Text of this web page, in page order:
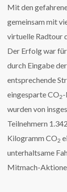
Mit den
gemeinsam mit
virtuelle Radtour
Der Erfolg war
durch Eingabe
entsprechende
eingesparte CO2-
wurden von
Teilnehmern
Kilogramm CO2
unterhaltsame
Mitmach-